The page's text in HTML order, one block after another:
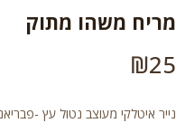
מריח משהו מתוק
₪25